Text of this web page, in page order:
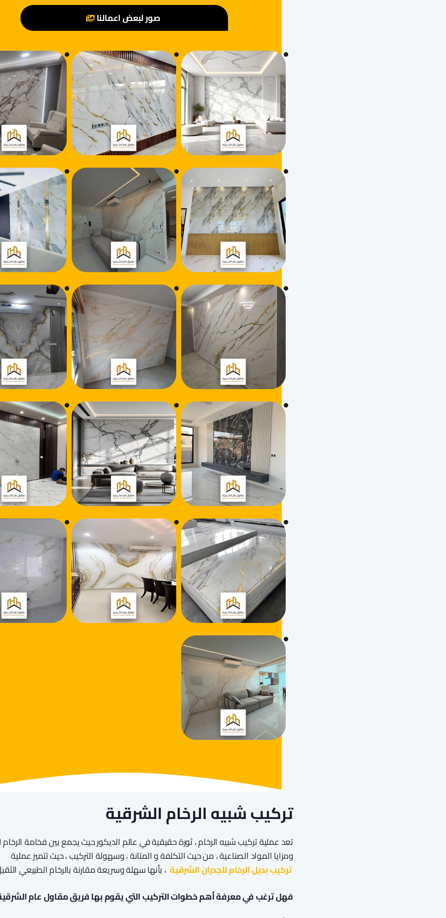
صور لبعض اعمالنا
تركيب شبيه الرخام الشرقية
تعد عملية تركيب شبيه الرخام ، ثورة حقيقية في عالم الديكور حيث يجمع بين فخامة
ومزايا المواد الصناعية ، من حيث التكلفة و المتانة ، وسهولة التركيب ، حيث تتميز عملية
تركيب بديل الرخام للجدران الشرقية ، بأنها سهلة وسريعة مقارنة بالرخام الطبيعي
فهل ترغب في معرفة أهم خطوات التركيب التي يقوم بها فريق مقاول عام